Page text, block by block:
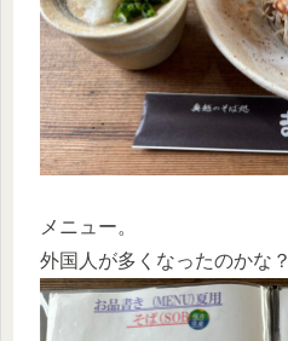
メニュー。
外国人が多くなったのかな？